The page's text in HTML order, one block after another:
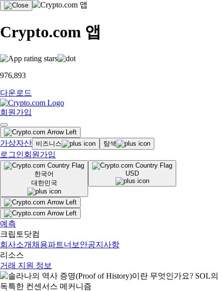
Crypto.com 앱
976,893
다운로드
회원가입
가상자산 비즈니스 탐색
로그인회원가입
한국어
대한민국
USD
예측
크립토닷컴
회사소개 채용파트너 보안공지사항
리소스
거래 지원 정보